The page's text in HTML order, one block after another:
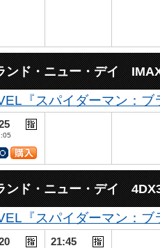
ンド・ニュー・デイ
『スパイダーマン：
ンド・ニュー・デイ
『スパイダーマン：
21:45